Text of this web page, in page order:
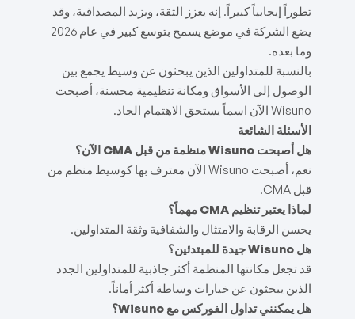
تطوراً إيجابياً كبيراً. إنه يعزز الثقة، ويزيد المصداقية، وقد
يضع الشركة في موضع يسمح بتوسع كبير في عام 2026
وما بعده.
بالنسبة للمتداولين الذين يبحثون عن وسيط يجمع بين
الوصول إلى الأسواق ومكانة تنظيمية محسنة، أصبحت
Wisuno الآن اسماً يستحق الاهتمام الجاد.
الأسئلة الشائعة
هل أصبحت Wisuno منظمة من قبل CMA الآن؟
نعم، أصبحت Wisuno الآن معترف بها كوسيط منظم من
قبل CMA.
لماذا يعتبر تنظيم CMA مهماً؟
يحسن الرقابة والامتثال والشفافية وثقة المتداولين.
هل Wisuno جيدة للمبتدئين؟
قد تجعل مكانتها المنظمة أكثر جاذبية للمتداولين الجدد
الذين يبحثون عن خيارات وساطة أكثر أماناً.
هل يمكنني تداول الفوركس مع Wisuno؟